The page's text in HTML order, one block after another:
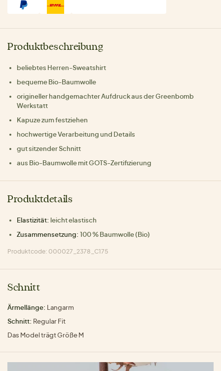
Produktbeschreibung
beliebtes Herren-Sweatshirt
bequeme Bio-Baumwolle
origineller handgemachter Aufdruck aus der Greenbomb
Werkstatt
Kapuze zum festziehen
hochwertige Verarbeitung und Details
gut sitzender Schnitt
aus Bio-Baumwolle mit GOTS-Zertifizierung
Produktdetails
Elastizität: leicht elastisch
Zusammensetzung: 100 % Baumwolle (Bio)
Produktcode: 000027_2378_C175
Schnitt
Ärmellänge: Langarm
Schnitt: Regular Fit
Das Model trägt Größe M